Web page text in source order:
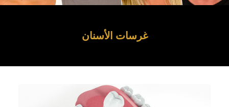
غرسات الأسنان